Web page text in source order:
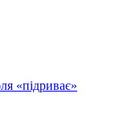
«підриває»